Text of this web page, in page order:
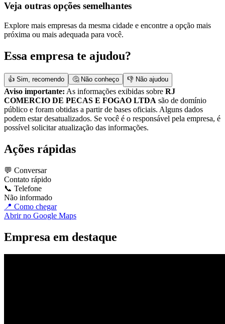
Veja outras opções semelhantes
Explore mais empresas da mesma cidade e encontre a opção mais
próxima ou mais adequada para você.
Essa empresa te ajudou?
👍 Sim, recomendo 🤔 Não conheço 👎 Não ajudou
Aviso importante: As informações exibidas sobre RJ
COMERCIO DE PECAS E FOGAO LTDA são de domínio
público e foram obtidas a partir de bases oficiais. Alguns dados
podem estar desatualizados. Se você é o responsável pela empresa, é
possível solicitar atualização das informações.
Ações rápidas
💬 Conversar
Contato rápido
📞 Telefone
Não informado
📍 Como chegar
Abrir no Google Maps
Empresa em destaque